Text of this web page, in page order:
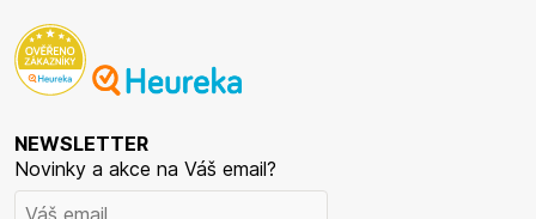
NEWSLETTER
Novinky a akce na Váš email?